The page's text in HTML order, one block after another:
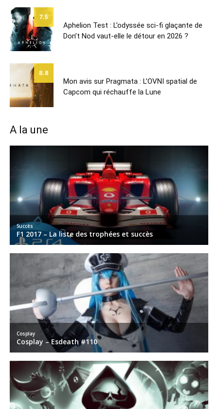
7.5
Aphelion Test : L’odyssée sci-fi glaçante de
Don’t Nod vaut-elle le détour en 2026 ?
8.8
Mon avis sur Pragmata : L’OVNI spatial de
Capcom qui réchauffe la Lune
A la une